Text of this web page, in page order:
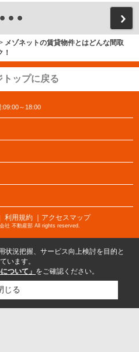
メゾネットの賃貸物件とはどんな間取
トップに戻る
～18:00
｜ 利用規約 ｜アクセスマップ
社 不動産部 All rights reserved.
状況把握、サービス向上検討を目的と
います。
ついて」 をご確認ください。
じる